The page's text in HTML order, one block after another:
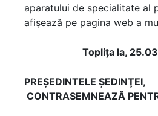
aparatului de specialitate al
afişează pe pagina web a
Topliţa la,
PREŞEDINTELE
CONTRASEMNEAZĂ